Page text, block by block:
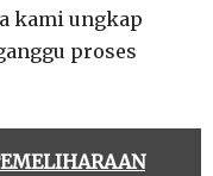
kami ungkap
proses